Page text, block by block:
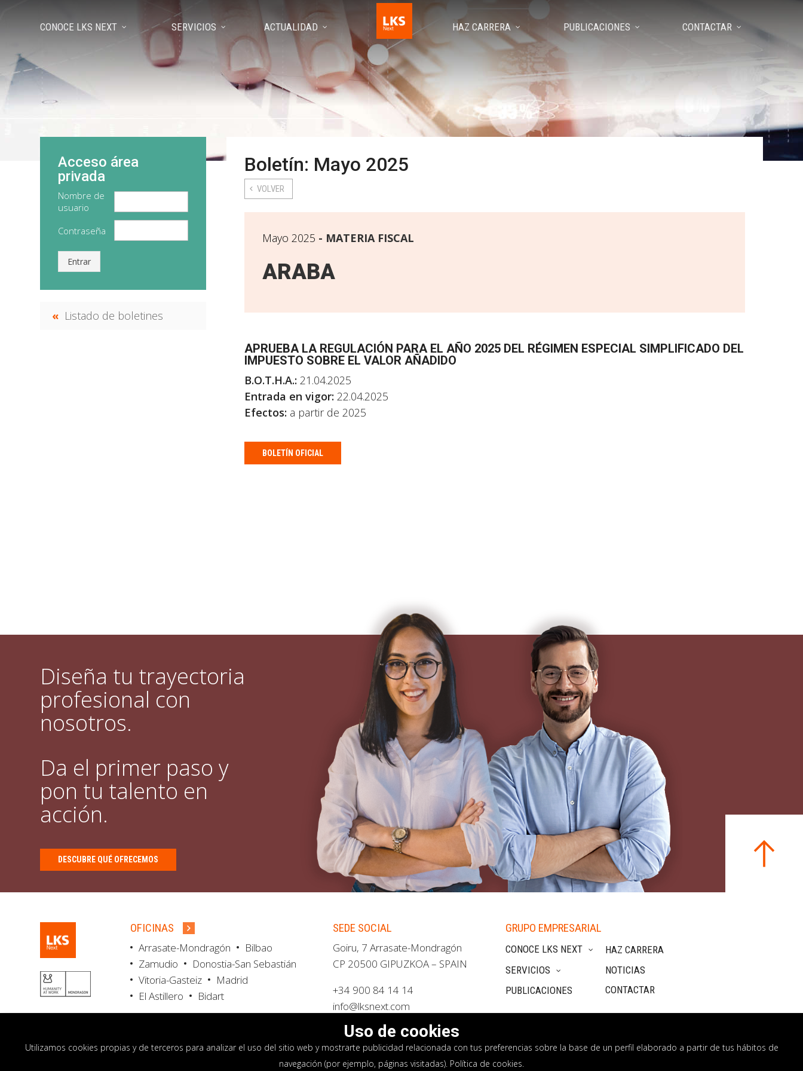
CONOCE LKS NEXT SERVICIOS ACTUALIDAD HAZ CARRERA PUBLICACIONES CONTACTAR
Boletín: Mayo 2025
VOLVER
Mayo 2025 MATERIA FISCAL
ARABA
APRUEBA LA REGULACIÓN PARA EL AÑO 2025 DEL RÉGIMEN ESPECIAL SIMPLIFICADO DEL
IMPUESTO SOBRE EL VALOR AÑADIDO
B.O.T.H.A.: 21.04.2025
Entrada en vigor: 22.04.2025
Efectos: a partir de 2025
BOLETÍN OFICIAL
Acceso área
privada
Nombre de
usuario
Contraseña
Entrar
Listado de boletines
Diseña tu trayectoria
profesional con
nosotros.
Da el primer paso y
pon tu talento en
acción.
DESCUBRE QUÉ OFRECEMOS
OFICINAS
Arrasate-Mondragón
Bilbao
Zamudio
Donostia-San Sebastián
Vitoria-Gasteiz
Madrid
El Astillero
Bidart
SEDE SOCIAL
Goiru, 7 Arrasate-Mondragón
CP 20500 GIPUZKOA – SPAIN
+34 900 84 14 14
info@lksnext.com
GRUPO EMPRESARIAL
CONOCE LKS NEXT
SERVICIOS
PUBLICACIONES
HAZ CARRERA
NOTICIAS
CONTACTAR
Uso de cookies
Utilizamos cookies propias y de terceros para analizar el uso del sitio web y mostrarte publicidad relacionada con tus preferencias sobre la base de un perfil elaborado a partir de tus hábitos de
navegación (por ejemplo, páginas visitadas). Política de cookies.